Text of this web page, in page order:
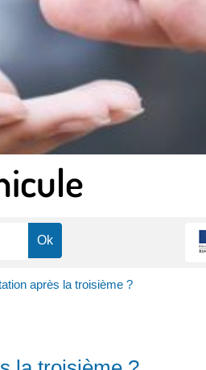
après la troisième ?